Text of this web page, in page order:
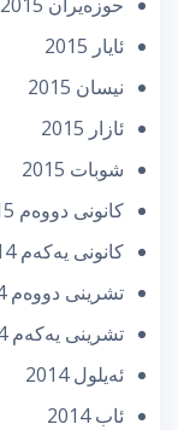
ئایار 2015
نیسان 2015
ئازار 2015
شوبات 2015
كانونی دووه‌م 2015
كانونی یه‌كه‌م 2014
تشرینی دووه‌م 2014
تشرینی یه‌كه‌م 2014
ئه‌یلول 2014
ئاب 2014